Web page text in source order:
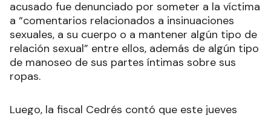
acusado fue denunciado por someter a la víctima
a “comentarios relacionados a insinuaciones
sexuales, a su cuerpo o a mantener algún tipo de
relación sexual” entre ellos, además de algún tipo
de manoseo de sus partes íntimas sobre sus
ropas.
Luego, la fiscal Cedrés contó que este jueves